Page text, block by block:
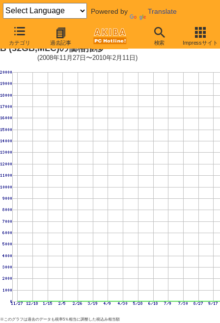
Powered by Translate
カテゴリ 過去記事 検索 Impressサイト
2.5インチ ミドルクラスSSD 32G
B (32GB,MLC)の価格推移
(2008年11月27日〜2010年2月11日)
※このグラフは過去のデータも税率5％相当に調整した税込み相当額